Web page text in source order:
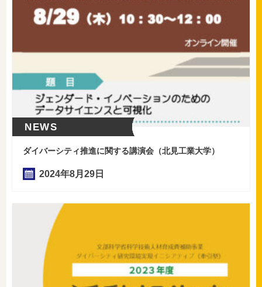
NEWS
ダイバーシティ推進に関する講演会（北見工業大学）
2024年8月 29日